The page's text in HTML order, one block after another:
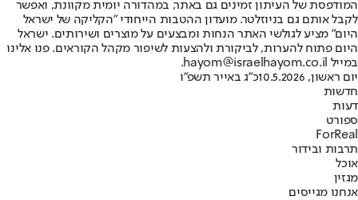
המודפסת של העיתון זמינים גם באתר, במהדורה יומית מקוונת, ואפשר
לקבל אותם גם בניוזלטר. מועדון ההטבות הייחודי "הקליקה של ישראל
היום" מציע לגולשי האתר הנחות ומבצעים על מוצרים ושירותים. ישראל
היום פתוח להערות, לביקורת ולהצעות לשיפור מקהל הקוראים. פנו אלינו
במייל hayom@israelhayom.co.il.
יום ראשון, 10.5.2026
כ"ג באייר תשפ"ו
חדשות
דעות
ספורט
ForReal
תרבות ובידור
אוכל
מגזין
אנחנו מגייסים